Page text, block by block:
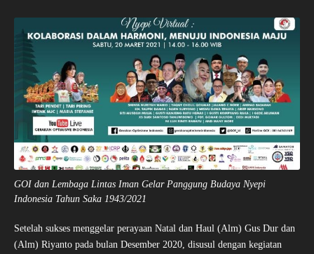
GOI dan Lembaga Lintas Iman Gelar Panggung Budaya Nyepi
Indonesia Tahun Saka 1943/2021
Setelah sukses menggelar perayaan Natal dan Haul (Alm) Gus Dur dan
(Alm) Riyanto pada bulan Desember 2020, disusul dengan kegiatan